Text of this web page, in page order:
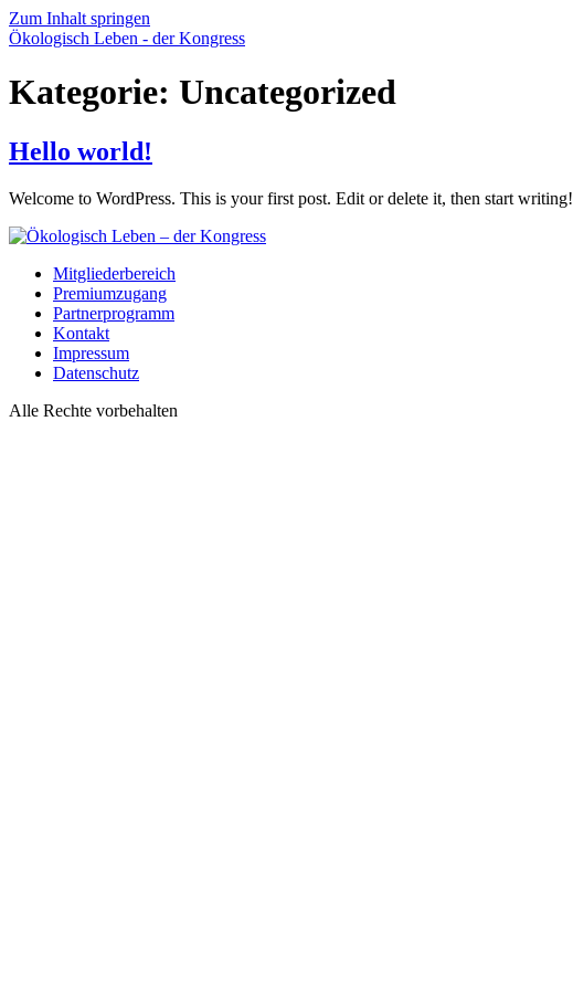
Zum Inhalt springen
Ökologisch Leben - der Kongress
Kategorie: Uncategorized
Hello world!
Welcome to WordPress. This is your first post. Edit or delete it, then start writing!
Mitgliederbereich
Premiumzugang
Partnerprogramm
Kontakt
Impressum
Datenschutz
Alle Rechte vorbehalten